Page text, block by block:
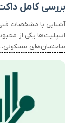
بررسی کامل داکت
اسپلیت‌ها یکی از
ساختمان‌های